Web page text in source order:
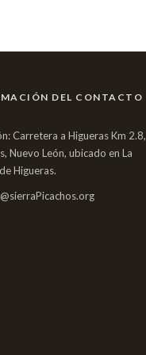
DEL CONTACTO
Carretera a Higueras Km 2.8,
Nuevo León, ubicado en La
Higueras.